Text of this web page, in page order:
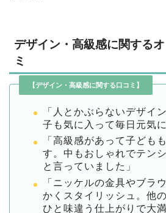
デザイン・高級感に関する
ミ
【デザイン・高級感に関する口コミ】
「人とかぶらないデザイ
子も気に入って毎日元気
「高級感があって子ども
す。中もおしゃれでテン
と言っていました」
「ニッケルの金具やブラ
かくスタイリッシュ。他
ひと味違う仕上がりで大満